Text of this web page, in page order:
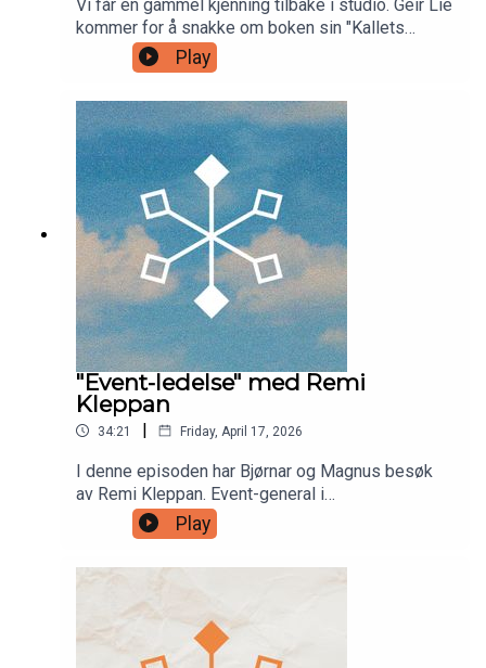
Vi får en gammel kjenning tilbake i studio. Geir Lie
kommer for å snakke om boken sin "Kallets
Triumf" som tar for seg Pinsebevegelsens
misjonshistorie fra starten og frem til
Kallets
Triumfhttps://www.hermon.no/produkt/kallets-
triumf/Kontakt Geir Lie om Pinsearkivet
her:pinsearkivet@pinsebevegelsen.no
Play
"Event-ledelse" med Remi
Kleppan
34:21 | Friday, April 17, 2026
I denne episoden har Bjørnar og Magnus besøk
av Remi Kleppan. Event-general i
Pinsebevegelsen og Get Focused. Han forteller
hvordan noen av landets største kristne eventer
ledes, hvordan han brukt sin økonomiutdannelse
hvordan det er å være gründer av et halvmaraton.
Play